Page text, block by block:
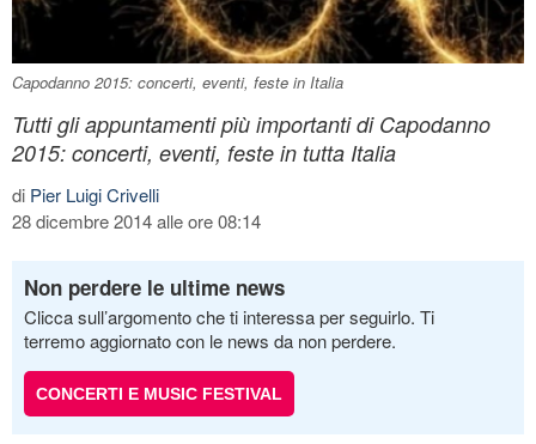
Capodanno 2015: concerti, eventi, feste in Italia
Tutti gli appuntamenti più importanti di Capodanno
2015: concerti, eventi, feste in tutta Italia
di Pier Luigi Crivelli
28 dicembre 2014 alle ore 08:14
Non perdere le ultime news
Clicca sull’argomento che ti interessa per seguirlo. Ti
terremo aggiornato con le news da non perdere.
CONCERTI E MUSIC FESTIVAL